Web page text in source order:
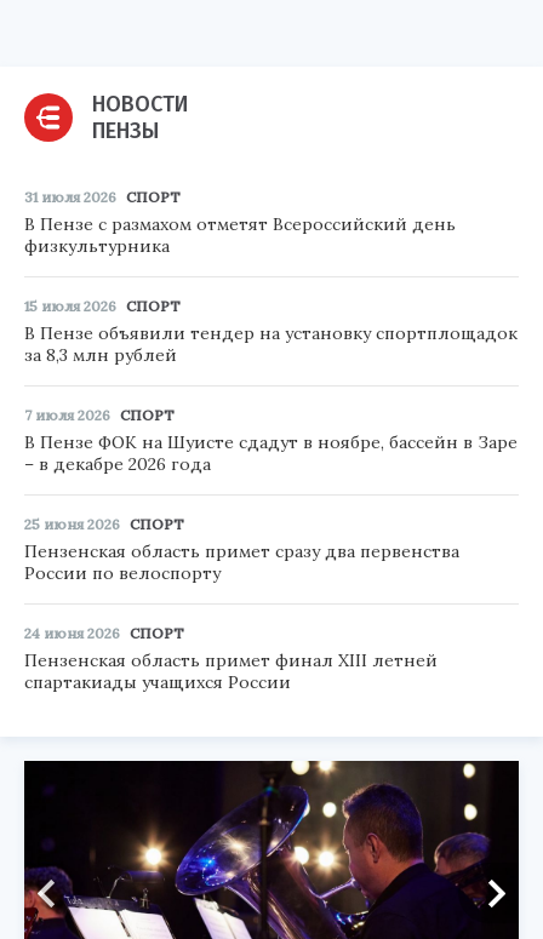
НОВОСТИ
ПЕНЗЫ
31 июля 2026 СПОРТ
В Пензе с размахом отметят Всероссийский день
физкультурника
15 июля 2026 СПОРТ
В Пензе объявили тендер на установку спортплощадок
за 8,3 млн рублей
7 июля 2026 СПОРТ
В Пензе ФОК на Шуисте сдадут в ноябре, бассейн в Заре
– в декабре 2026 года
25 июня 2026 СПОРТ
Пензенская область примет сразу два первенства
России по велоспорту
24 июня 2026 СПОРТ
Пензенская область примет финал XIII летней
спартакиады учащихся России